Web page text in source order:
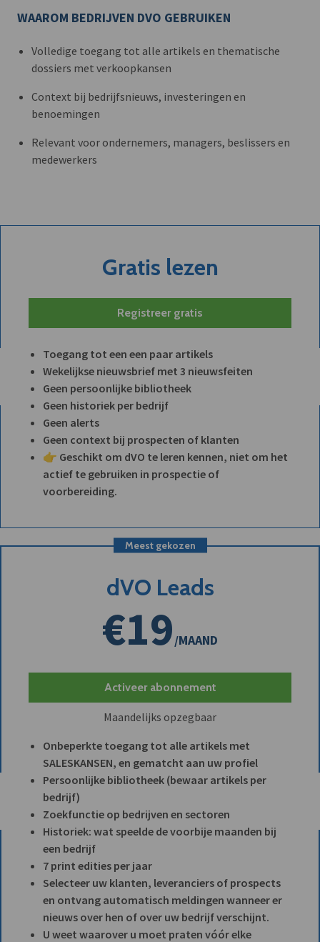
WAAROM BEDRIJVEN DVO GEBRUIKEN
Volledige toegang tot alle artikels en thematische
dossiers met verkoopkansen
Context bij bedrijfsnieuws, investeringen en
benoemingen
Relevant voor ondernemers, managers, beslissers en
medewerkers
Gratis lezen
Registreer gratis
Toegang tot een een paar artikels
Wekelijkse nieuwsbrief met 3 nieuwsfeiten
Geen persoonlijke bibliotheek
Geen historiek per bedrijf
Geen alerts
Geen context bij prospecten of klanten
👉 Geschikt om dVO te leren kennen, niet om het
actief te gebruiken in prospectie of
voorbereiding.
Meest gekozen
dVO Leads
€19/MAAND
Activeer abonnement
Maandelijks opzegbaar
Onbeperkte toegang tot alle artikels met
SALESKANSEN, en gematcht aan uw profiel
Persoonlijke bibliotheek (bewaar artikels per
bedrijf)
Zoekfunctie op bedrijven en sectoren
Historiek: wat speelde de voorbije maanden bij
een bedrijf
7 print edities per jaar
Selecteer uw klanten, leveranciers of prospects
en ontvang automatisch meldingen wanneer er
nieuws over hen of over uw bedrijf verschijnt.
U weet waarover u moet praten vóór elke